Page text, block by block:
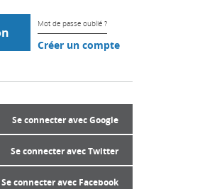
Mot de passe oublié ?
Créer un compte
Se connecter avec Google
Se connecter avec Twitter
Se connecter avec Facebook